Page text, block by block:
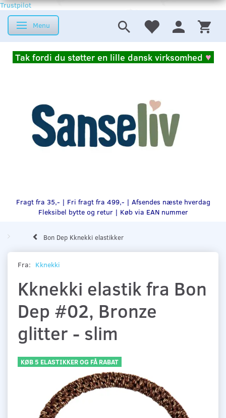
Trustpilot
Skifte navigation
Menu
Tak fordi du støtter en lille dansk virksomhed ♥
Fragt fra 35,- | Fri fragt fra 499,- | Afsendes næste hverdag
Fleksibel bytte og retur | Køb via EAN nummer
Bon Dep Kknekki elastikker
Fra: Kknekki
Kknekki elastik fra Bon
Dep #02, Bronze
glitter - slim
KØB 5 ELASTIKKER OG FÅ RABAT